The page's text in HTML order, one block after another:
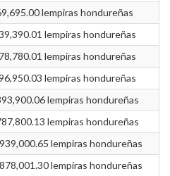
lempiras hondureñas
lempiras hondureñas
lempiras hondureñas
lempiras hondureñas
lempiras hondureñas
lempiras hondureñas
lempiras hondureñas
lempiras hondureñas